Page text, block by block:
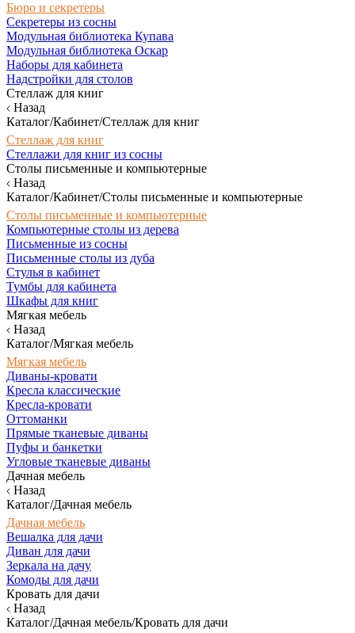
Бюро и секретеры
Секретеры из сосны
Модульная библиотека Купава
Модульная библиотека Оскар
Наборы для кабинета
Надстройки для столов
Стеллаж для книг
Назад
Каталог/Кабинет/Стеллаж для книг
Стеллаж для книг
Стеллажи для книг из сосны
Столы письменные и компьютерные
Назад
Каталог/Кабинет/Столы письменные и компьютерные
Столы письменные и компьютерные
Компьютерные столы из дерева
Письменные из сосны
Письменные столы из дуба
Стулья в кабинет
Тумбы для кабинета
Шкафы для книг
Мягкая мебель
Назад
Каталог/Мягкая мебель
Мягкая мебель
Диваны-кровати
Кресла классические
Кресла-кровати
Оттоманки
Прямые тканевые диваны
Пуфы и банкетки
Угловые тканевые диваны
Дачная мебель
Назад
Каталог/Дачная мебель
Дачная мебель
Вешалка для дачи
Диван для дачи
Зеркала на дачу
Комоды для дачи
Кровать для дачи
Назад
Каталог/Дачная мебель/Кровать для дачи